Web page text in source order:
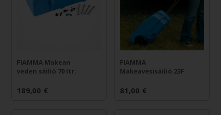
FIAMMA Makean
veden säiliö 70 ltr.
189,00 €
FIAMMA
Makeavesisäiliö 23F
81,00 €